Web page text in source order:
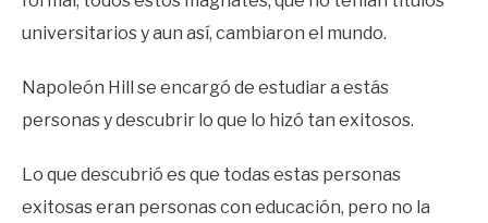
universitarios y aun así, cambiaron el mundo.
Napoleón Hill se encargó de estudiar a estás
personas y descubrir lo que lo hizó tan exitosos.
Lo que descubrió es que todas estas personas
exitosas eran personas con educación, pero no la